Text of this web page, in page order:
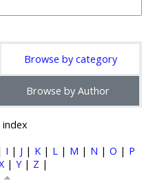
Browse by category
Browse by Author
I | J | K | L | M | N |O | P
|Y| Z |